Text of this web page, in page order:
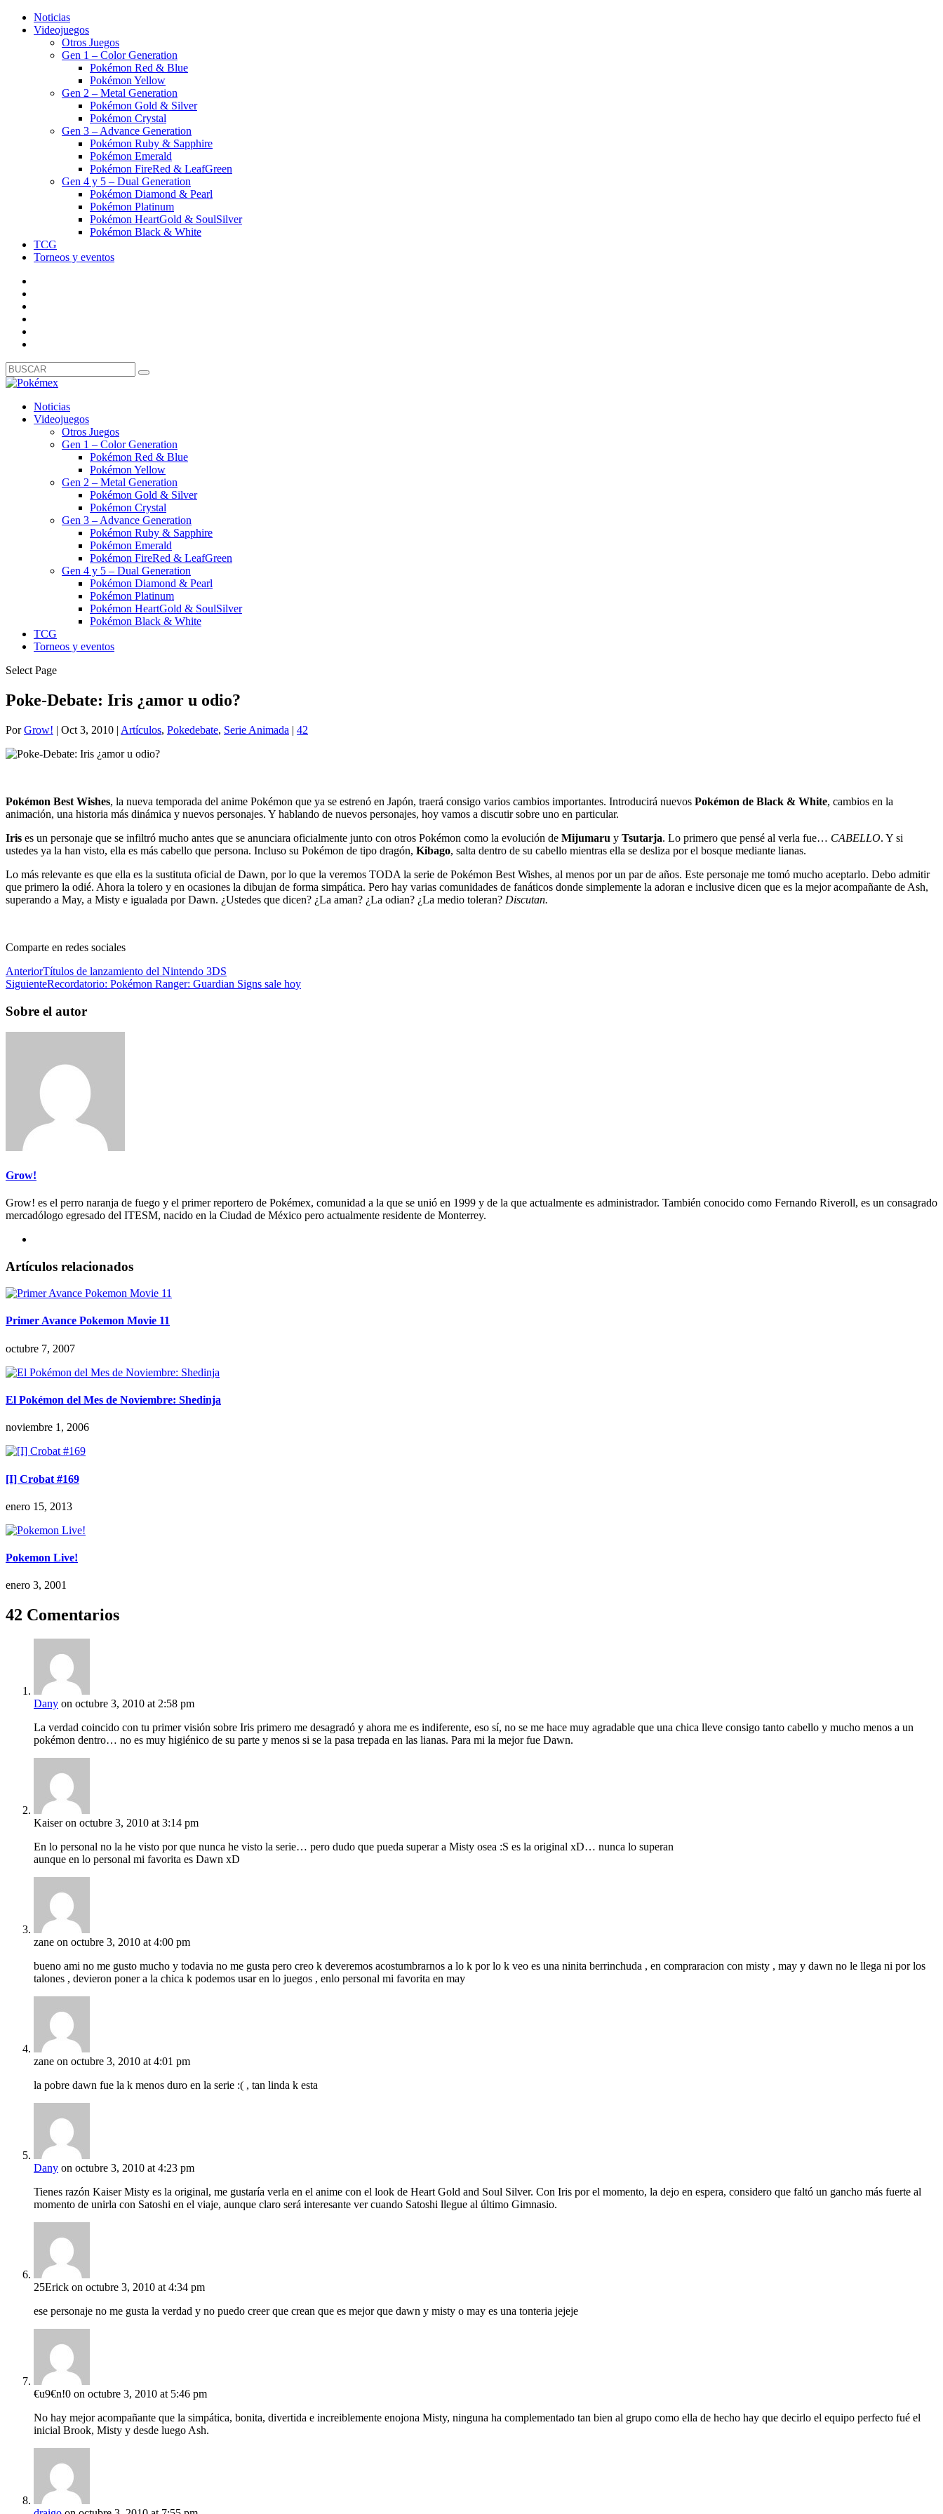
Noticias
Videojuegos
Otros Juegos
Gen 1 – Color Generation
Pokémon Red & Blue
Pokémon Yellow
Gen 2 – Metal Generation
Pokémon Gold & Silver
Pokémon Crystal
Gen 3 – Advance Generation
Pokémon Ruby & Sapphire
Pokémon Emerald
Pokémon FireRed & LeafGreen
Gen 4 y 5 – Dual Generation
Pokémon Diamond & Pearl
Pokémon Platinum
Pokémon HeartGold & SoulSilver
Pokémon Black & White
TCG
Torneos y eventos
Noticias
Videojuegos
Otros Juegos
Gen 1 – Color Generation
Pokémon Red & Blue
Pokémon Yellow
Gen 2 – Metal Generation
Pokémon Gold & Silver
Pokémon Crystal
Gen 3 – Advance Generation
Pokémon Ruby & Sapphire
Pokémon Emerald
Pokémon FireRed & LeafGreen
Gen 4 y 5 – Dual Generation
Pokémon Diamond & Pearl
Pokémon Platinum
Pokémon HeartGold & SoulSilver
Pokémon Black & White
TCG
Torneos y eventos
Select Page
Poke-Debate: Iris ¿amor u odio?
PorGrow! | Oct 3, 2010 | Artículos, Pokedebate, Serie Animada | 42
Pokémon Best Wishes, la nueva temporada del anime Pokémon que ya se estrenó en Japón, traerá consigo varios cambios importantes. Introducirá nuevos Pokémon de Black & White, cambios en la
animación, una historia más dinámica y nuevos personajes. Y hablando de nuevos personajes, hoy vamos a discutir sobre uno en particular.
Iris es un personaje que se infiltró mucho antes que se anunciara oficialmente junto con otros Pokémon como la evolución de Mijumaru y Tsutarja. Lo primero que pensé al verla fue… CABELLO. Y si
ustedes ya la han visto, ella es más cabello que persona. Incluso su Pokémon de tipo dragón, Kibago, salta dentro de su cabello mientras ella se desliza por el bosque mediante lianas.
Lo más relevante es que ella es la sustituta oficial de Dawn, por lo que la veremos TODA la serie de Pokémon Best Wishes, al menos por un par de años. Este personaje me tomó mucho aceptarlo. Debo admitir
que primero la odié. Ahora la tolero y en ocasiones la dibujan de forma simpática. Pero hay varias comunidades de fanáticos donde simplemente la adoran e inclusive dicen que es la mejor acompañante de Ash,
superando a May, a Misty e igualada por Dawn. ¿Ustedes que dicen? ¿La aman? ¿La odian? ¿La medio toleran? Discutan.
Comparte en redes sociales
AnteriorTítulos de lanzamiento del Nintendo 3DS
SiguienteRecordatorio: Pokémon Ranger: Guardian Signs sale hoy
Sobre el autor
Grow!
Grow! es el perro naranja de fuego y el primer reportero de Pokémex, comunidad a la que se unió en 1999 y de la que actualmente es administrador. También conocido como Fernando Riveroll, es un consagrado
mercadólogo egresado del ITESM, nacido en la Ciudad de México pero actualmente residente de Monterrey.
Artículos relacionados
Primer Avance Pokemon Movie 11
octubre 7, 2007
El Pokémon del Mes de Noviembre: Shedinja
noviembre 1, 2006
[I] Crobat #169
enero 15, 2013
Pokemon Live!
enero 3, 2001
42 Comentarios
Dany on octubre 3, 2010 at 2:58 pm
La verdad coincido con tu primer visión sobre Iris primero me desagradó y ahora me es indiferente, eso sí, no se me hace muy agradable que una chica lleve consigo tanto cabello y mucho menos a un
pokémon dentro… no es muy higiénico de su parte y menos si se la pasa trepada en las lianas. Para mi la mejor fue Dawn.
Kaiser on octubre 3, 2010 at 3:14 pm
En lo personal no la he visto por que nunca he visto la serie… pero dudo que pueda superar a Misty osea :S es la original xD… nunca lo superan
aunque en lo personal mi favorita es Dawn xD
zane on octubre 3, 2010 at 4:00 pm
bueno ami no me gusto mucho y todavia no me gusta pero creo k deveremos acostumbrarnos a lo k por lo k veo es una ninita berrinchuda , en compraracion con misty , may y dawn no le llega ni por los
talones , devieron poner a la chica k podemos usar en lo juegos , enlo personal mi favorita en may
zane on octubre 3, 2010 at 4:01 pm
la pobre dawn fue la k menos duro en la serie :( , tan linda k esta
Dany on octubre 3, 2010 at 4:23 pm
Tienes razón Kaiser Misty es la original, me gustaría verla en el anime con el look de Heart Gold and Soul Silver. Con Iris por el momento, la dejo en espera, considero que faltó un gancho más fuerte al
momento de unirla con Satoshi en el viaje, aunque claro será interesante ver cuando Satoshi llegue al último Gimnasio.
25Erick on octubre 3, 2010 at 4:34 pm
ese personaje no me gusta la verdad y no puedo creer que crean que es mejor que dawn y misty o may es una tonteria jejeje
€u9€n!0 on octubre 3, 2010 at 5:46 pm
No hay mejor acompañante que la simpática, bonita, divertida e increiblemente enojona Misty, ninguna ha complementado tan bien al grupo como ella de hecho hay que decirlo el equipo perfecto fué el
inicial Brook, Misty y desde luego Ash.